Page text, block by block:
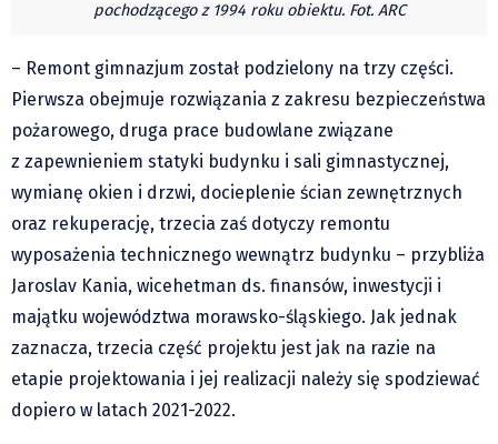
Pop Art
Wydarzenia
Nasze biblioteki
Publicystyka
Zdaniem...
Pre-teksty i kon-teksty Łęckiego
Na posiónku pisane Milerskiego (archiwum)
Na granicy Księstwa Drobika (archiwum)
Podróże małe i duże Skałki
Historia
Podróże
pochodzącego z 1994 roku obiektu. Fot. ARC
– Remont gimnazjum został podzielony na trzy części.
Pierwsza obejmuje rozwiązania z zakresu bezpieczeństwa
pożarowego, druga prace budowlane związane
z zapewnieniem statyki budynku i sali gimnastycznej,
wymianę okien i drzwi, docieplenie ścian zewnętrznych
oraz rekuperację, trzecia zaś dotyczy remontu
wyposażenia technicznego wewnątrz budynku – przybliża
Jaroslav Kania, wicehetman ds. finansów, inwestycji i
majątku województwa morawsko-śląskiego. Jak jednak
zaznacza, trzecia część projektu jest jak na razie na
etapie projektowania i jej realizacji należy się spodziewać
dopiero w latach 2021-2022.